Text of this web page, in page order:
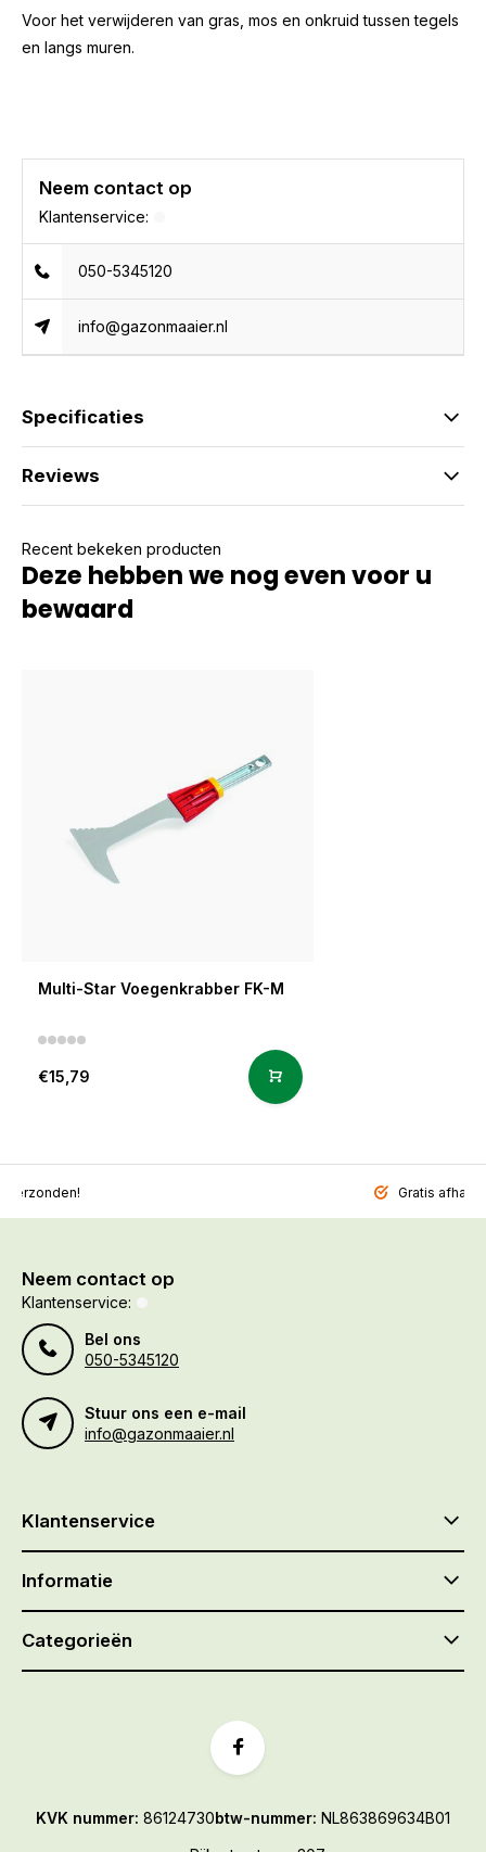
Voor het verwijderen van gras, mos en onkruid tussen tegels
en langs muren.
Neem contact op
Klantenservice:
050-5345120
info@gazonmaaier.nl
Specificaties
Reviews
Recent bekeken producten
Deze hebben we nog even voor u
bewaard
Multi-Star Voegenkrabber FK-M
€15,79
verzonden! Gratis
Neem contact op
Klantenservice:
Bel ons
050-5345120
Stuur ons een e-mail
info@gazonmaaier.nl
Klantenservice
Informatie
Categorieën
KVK nummer: 86124730btw-nummer: NL863869634B01